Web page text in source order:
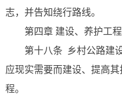
志，并告知绕行路线。
第四章 建设、养护工
第十八条 乡村公路建
应现实需要而建设、提高
程。